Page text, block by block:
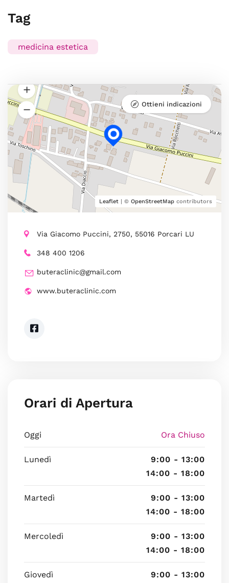
Tag
medicina estetica
Leaflet | © OpenStreetMap contributors
Ottieni indicazioni
Via Giacomo Puccini, 2750, 55016 Porcari LU
348 400 1206
buteraclinic@gmail.com
www.buteraclinic.com
Orari di Apertura
Oggi Ora Chiuso
Lunedì
9:00 - 13:00
14:00 - 18:00
Martedì
9:00 - 13:00
14:00 - 18:00
Mercoledì
9:00 - 13:00
14:00 - 18:00
Giovedì
9:00 - 13:00